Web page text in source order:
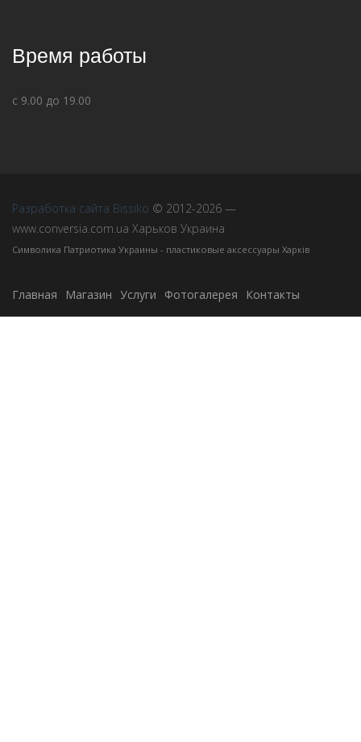
Время работы
с 9.00 до 19.00
Разработка сайта Bissiko © 2012-2026 —
www.conversia.com.ua Харьков Украина
Символика Патриотика Украины - пластиковые аксессуары Харків
Главная Магазин Услуги Фотогалерея Контакты